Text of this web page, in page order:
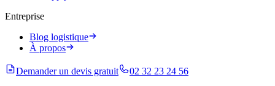
Entreprise
Blog logistique
À propos
Demander un devis gratuit
02 32 23 24 56